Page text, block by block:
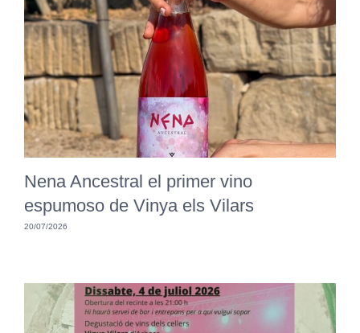
Nena Ancestral el primer vino
espumoso de Vinya els Vilars
20/07/2026